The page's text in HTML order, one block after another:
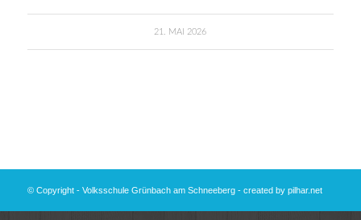
21. MAI 2026
© Copyright - Volksschule Grünbach am Schneeberg - created by pilhar.net